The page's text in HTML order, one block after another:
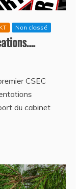
Non classé
CSEC
du cabinet